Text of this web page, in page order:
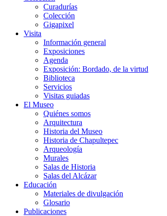
Curadurías
Colección
Gigapixel
Visita
Información general
Exposiciones
Agenda
Exposición: Bordado, de la virtud
Biblioteca
Servicios
Visitas guiadas
El Museo
Quiénes somos
Arquitectura
Historia del Museo
Historia de Chapultepec
Arqueología
Murales
Salas de Historia
Salas del Alcázar
Educación
Materiales de divulgación
Glosario
Publicaciones